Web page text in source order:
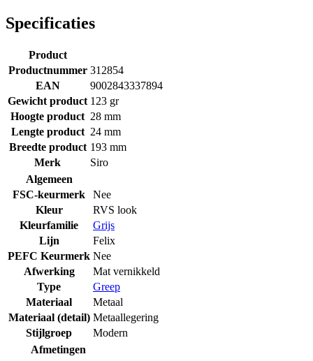
Specificaties
Product
Productnummer 312854
EAN
9002843337894
Gewicht product 123 gr
Hoogte product 28 mm
Lengte product 24 mm
Breedte product 193 mm
Merk
Siro
Algemeen
FSC-keurmerk
Nee
Kleur
RVS look
Kleurfamilie
Grijs
Lijn
Felix
PEFC Keurmerk Nee
Afwerking
Mat vernikkeld
Type
Greep
Materiaal
Metaal
Materiaal (detail) Metaallegering
Stijlgroep
Modern
Afmetingen